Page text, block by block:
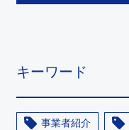
キーワード
事業者紹介